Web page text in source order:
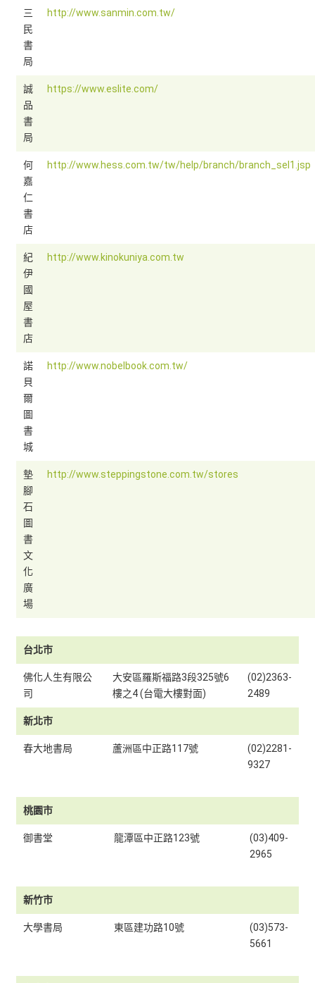
三
民
書
局
http://www.sanmin.com.tw/
誠
品
書
局
https://www.eslite.com/
何
嘉
仁
書
店
http://www.hess.com.tw/tw/help/branch/branch_sel1.jsp
紀
伊
國
屋
書
店
http://www.kinokuniya.com.tw
諾
貝
爾
圖
書
城
http://www.nobelbook.com.tw/
墊
腳
石
圖
書
文
化
廣
場
http://www.steppingstone.com.tw/stores
台北市
佛化人生有限公
司
大安區羅斯福路3段325號6
樓之4 (台電大樓對面)
(02)2363-
2489
新北市
春大地書局 蘆洲區中正路117號
(02)2281-
9327
桃園市
御書堂 龍潭區中正路123號
(03)409-
2965
新竹市
大學書局 東區建功路10號
(03)573-
5661